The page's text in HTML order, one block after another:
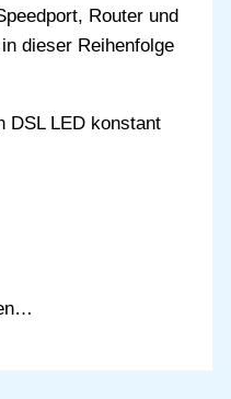
Router und
dieser Reihenfolge
DSL LED konstant